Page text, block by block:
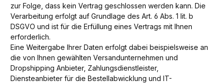
zur Folge, dass kein Vertrag geschlossen werden kann. Die
Verarbeitung erfolgt auf Grundlage des Art. 6 Abs. 1 lit. b
DSGVO und ist für die Erfüllung eines Vertrags mit Ihnen
erforderlich.
Eine Weitergabe Ihrer Daten erfolgt dabei beispielsweise an
die von Ihnen gewählten Versandunternehmen und
Dropshipping Anbieter, Zahlungsdienstleister,
Diensteanbieter für die Bestellabwicklung und IT-